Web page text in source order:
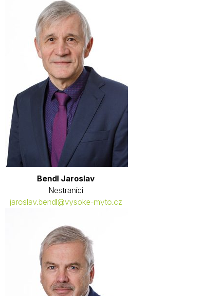
Bendl Jaroslav
Nestraníci
jaroslav.bendl@vysoke-myto.cz